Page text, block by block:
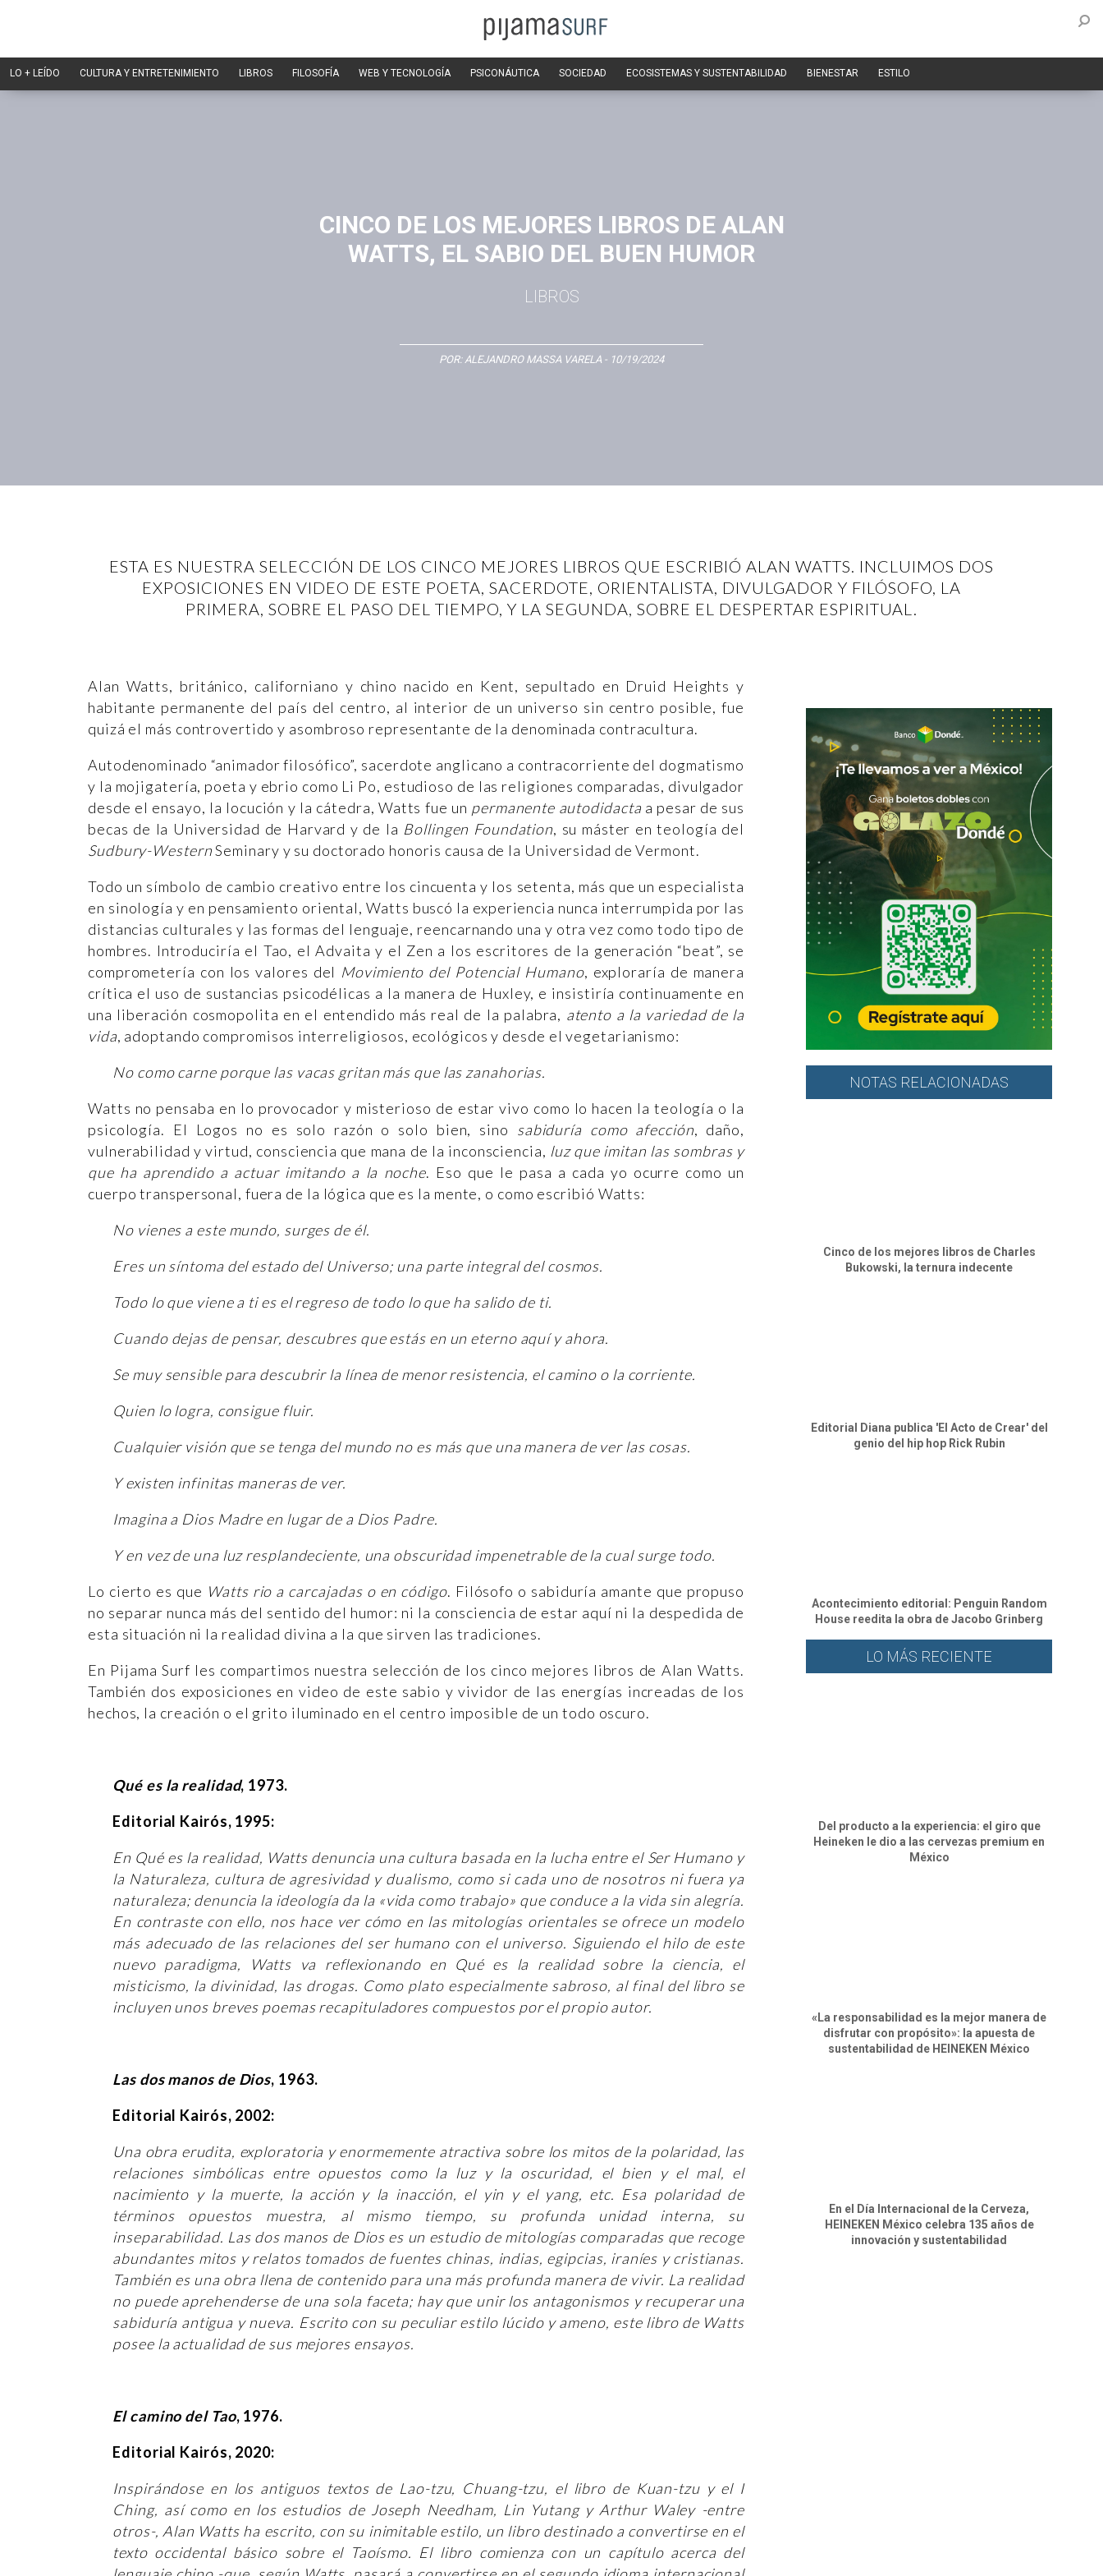
LO + LEÍDO CULTURA Y ENTRETENIMIENTO LIBROS FILOSOFÍA WEB Y TECNOLOGÍA PSICONÁUTICA SOCIEDAD ECOSISTEMAS Y SUSTENTABILIDAD BIENESTAR ESTILO
CINCO DE LOS MEJORES LIBROS DE ALAN
WATTS, EL SABIO DEL BUEN HUMOR
LIBROS
POR: ALEJANDRO MASSA VARELA- 10/19/2024
ESTA ES NUESTRA SELECCIÓN DE LOS CINCO MEJORES LIBROS QUE ESCRIBIÓ ALAN WATTS. INCLUIMOS DOS
EXPOSICIONES EN VIDEO DE ESTE POETA, SACERDOTE, ORIENTALISTA, DIVULGADOR Y FILÓSOFO, LA
PRIMERA, SOBRE EL PASO DEL TIEMPO, Y LA SEGUNDA, SOBRE EL DESPERTAR ESPIRITUAL.
Alan Watts, británico, californiano y chino nacido en Kent, sepultado en Druid Heights y
habitante permanente del país del centro, al interior de un universo sin centro posible, fue
quizá el más controvertido y asombroso representante de la denominada contracultura.
Autodenominado “animador filosófico”, sacerdote anglicano a contracorriente del dogmatismo
y la mojigatería, poeta y ebrio como Li Po, estudioso de las religiones comparadas, divulgador
desde el ensayo, la locución y la cátedra, Watts fue un permanente autodidacta a pesar de sus
becas de la Universidad de Harvard y de la Bollingen Foundation, su máster en teología del
Sudbury-WesternSeminary y su doctorado honoris causa de la Universidad de Vermont.
Todo un símbolo de cambio creativo entre los cincuenta y los setenta, más que un especialista
en sinología y en pensamiento oriental, Watts buscó la experiencia nunca interrumpida por las
distancias culturales y las formas del lenguaje, reencarnando una y otra vez como todo tipo de
hombres. Introduciría el Tao, el Advaita y el Zen a los escritores de la generación “beat”, se
comprometería con los valores del Movimiento del Potencial Humano, exploraría de manera
crítica el uso de sustancias psicodélicas a la manera de Huxley, e insistiría continuamente en
una liberación cosmopolita en el entendido más real de la palabra, atento a la variedad de la
vida, adoptando compromisos interreligiosos, ecológicos y desde el vegetarianismo:
No como carne porque las vacas gritan más que las zanahorias.
Watts no pensaba en lo provocador y misterioso de estar vivo como lo hacen la teología o la
psicología. El Logos no es solo razón o solo bien, sino sabiduría como afección, daño,
vulnerabilidad y virtud, consciencia que mana de la inconsciencia, luz que imitan las sombras y
que ha aprendido a actuar imitando a la noche. Eso que le pasa a cada yo ocurre como un
cuerpo transpersonal, fuera de la lógica que es la mente, o como escribió Watts:
No vienes a este mundo, surges de él.
Eres un síntoma del estado del Universo; una parte integral del cosmos.
Todo lo que viene a ti es el regreso de todo lo que ha salido de ti.
Cuando dejas de pensar, descubres que estás en un eterno aquí y ahora.
Se muy sensible para descubrir la línea de menor resistencia, el camino o la corriente.
Quien lo logra, consigue fluir.
Cualquier visión que se tenga del mundo no es más que una manera de ver las cosas.
Y existen infinitas maneras de ver.
Imagina a Dios Madre en lugar de a Dios Padre.
Y en vez de una luz resplandeciente, una obscuridad impenetrable de la cual surge todo.
Lo cierto es que Watts rio a carcajadas o en código. Filósofo o sabiduría amante que propuso
no separar nunca más del sentido del humor: ni la consciencia de estar aquí ni la despedida de
esta situación ni la realidad divina a la que sirven las tradiciones.
En Pijama Surf les compartimos nuestra selección de los cinco mejores libros de Alan Watts.
También dos exposiciones en video de este sabio y vividor de las energías increadas de los
hechos, la creación o el grito iluminado en el centro imposible de un todo oscuro.
Qué es la realidad, 1973.
Editorial Kairós, 1995:
En Qué es la realidad, Watts denuncia una cultura basada en la lucha entre el Ser Humano y
la Naturaleza, cultura de agresividad y dualismo, como si cada uno de nosotros ni fuera ya
naturaleza; denuncia la ideología da la «vida como trabajo» que conduce a la vida sin alegría.
En contraste con ello, nos hace ver cómo en las mitologías orientales se ofrece un modelo
más adecuado de las relaciones del ser humano con el universo. Siguiendo el hilo de este
nuevo paradigma, Watts va reflexionando en Qué es la realidad sobre la ciencia, el
misticismo, la divinidad, las drogas. Como plato especialmente sabroso, al final del libro se
incluyen unos breves poemas recapituladores compuestos por el propio autor.
Las dos manos de Dios, 1963.
Editorial Kairós, 2002:
Una obra erudita, exploratoria y enormemente atractiva sobre los mitos de la polaridad, las
relaciones simbólicas entre opuestos como la luz y la oscuridad, el bien y el mal, el
nacimiento y la muerte, la acción y la inacción, el yin y el yang, etc. Esa polaridad de
términos opuestos muestra, al mismo tiempo, su profunda unidad interna, su
inseparabilidad. Las dos manos de Dios es un estudio de mitologías comparadas que recoge
abundantes mitos y relatos tomados de fuentes chinas, indias, egipcias, iraníes y cristianas.
También es una obra llena de contenido para una más profunda manera de vivir. La realidad
no puede aprehenderse de una sola faceta; hay que unir los antagonismos y recuperar una
sabiduría antigua y nueva. Escrito con su peculiar estilo lúcido y ameno, este libro de Watts
posee la actualidad de sus mejores ensayos.
El camino del Tao, 1976.
Editorial Kairós, 2020:
Inspirándose en los antiguos textos de Lao-tzu, Chuang-tzu, el libro de Kuan-tzu y el I
Ching, así como en los estudios de Joseph Needham, Lin Yutang y Arthur Waley -entre
otros-, Alan Watts ha escrito, con su inimitable estilo, un libro destinado a convertirse en el
texto occidental básico sobre el Taoísmo. El libro comienza con un capítulo acerca del
NOTAS RELACIONADAS
Cinco de los mejores libros de Charles
Bukowski, la ternura indecente
Editorial Diana publica 'El Acto de Crear' del
genio del hip hop Rick Rubin
Acontecimiento editorial: Penguin Random
House reedita la obra de Jacobo Grinberg
LO MÁS RECIENTE
Del producto a la experiencia: el giro que
Heineken le dio a las cervezas premium en
México
«La responsabilidad es la mejor manera de
disfrutar con propósito»: la apuesta de
sustentabilidad de HEINEKEN México
En el Día Internacional de la Cerveza,
HEINEKEN México celebra 135 años de
innovación y sustentabilidad